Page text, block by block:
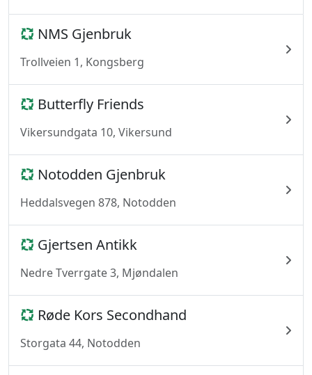
NMS Gjenbruk
Trollveien 1, Kongsberg
Butterfly Friends
Vikersundgata 10, Vikersund
Notodden Gjenbruk
Heddalsvegen 878, Notodden
Gjertsen Antikk
Nedre Tverrgate 3, Mjøndalen
Røde Kors Secondhand
Storgata 44, Notodden